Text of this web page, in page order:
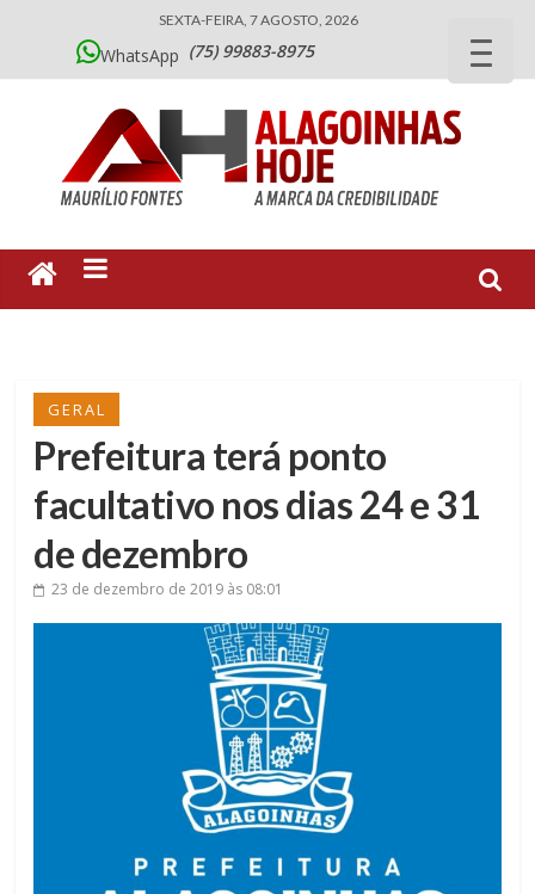
SEXTA-FEIRA, 7 AGOSTO, 2026
WhatsApp (75) 99883-8975
GERAL
Prefeitura terá ponto
facultativo nos dias 24 e 31
de dezembro
23 de dezembro de 2019 às 08:01